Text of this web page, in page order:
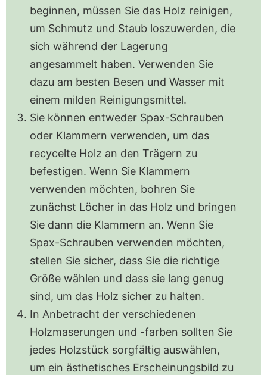
beginnen, müssen Sie das Holz reinigen,
um Schmutz und Staub loszuwerden, die
sich während der Lagerung
angesammelt haben. Verwenden Sie
dazu am besten Besen und Wasser mit
einem milden Reinigungsmittel.
Sie können entweder Spax-Schrauben
oder Klammern verwenden, um das
recycelte Holz an den Trägern zu
befestigen. Wenn Sie Klammern
verwenden möchten, bohren Sie
zunächst Löcher in das Holz und bringen
Sie dann die Klammern an. Wenn Sie
Spax-Schrauben verwenden möchten,
stellen Sie sicher, dass Sie die richtige
Größe wählen und dass sie lang genug
sind, um das Holz sicher zu halten.
In Anbetracht der verschiedenen
Holzmaserungen und -farben sollten Sie
jedes Holzstück sorgfältig auswählen,
um ein ästhetisches Erscheinungsbild zu